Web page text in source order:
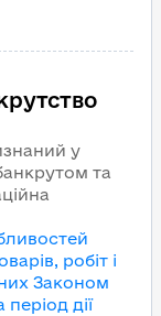
у
та
робіт і
Законом
дії